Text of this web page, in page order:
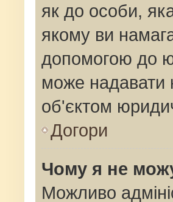
як до особи,
якому ви
допомогою до
може надавати
об'єктом
Догори
Чому я не
Можливо